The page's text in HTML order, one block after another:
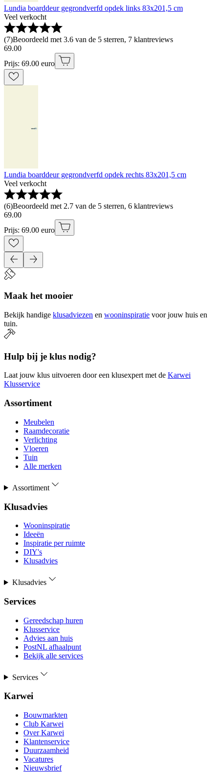
Lundia boarddeur gegrondverfd opdek links 83x201,5 cm
Veel verkocht
(7)Beoordeeld met 3.6 van de 5 sterren, 7 klantreviews
69.00
Prijs: 69.00 euro
Lundia boarddeur gegrondverfd opdek rechts 83x201,5 cm
Veel verkocht
(6)Beoordeeld met 2.7 van de 5 sterren, 6 klantreviews
69.00
Prijs: 69.00 euro
Maak het mooier
Bekijk handige klusadviezen en wooninspiratie voor jouw huis en
tuin.
Hulp bij je klus nodig?
Laat jouw klus uitvoeren door een klusexpert met de Karwei
Klusservice
Assortiment
Meubelen
Raamdecoratie
Verlichting
Vloeren
Tuin
Alle merken
Assortiment
Klusadvies
Wooninspiratie
Ideeën
Inspiratie per ruimte
DIY's
Klusadvies
Klusadvies
Services
Gereedschap huren
Klusservice
Advies aan huis
PostNL afhaalpunt
Bekijk alle services
Services
Karwei
Bouwmarkten
Club Karwei
Over Karwei
Klantenservice
Duurzaamheid
Vacatures
Nieuwsbrief